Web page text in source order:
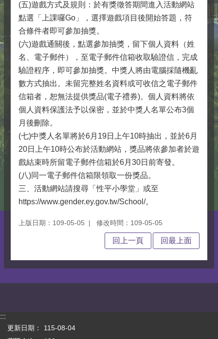
(五)遊戲方式及規則：於有獎徵答期間進入活動網站
點選「上課囉Go」，選擇遊戲項目後開始答題，符
合條件者即可參加抽獎。
(六)遊戲通關後，點選參加抽獎，留下個人資料（姓
名、電子郵件），至電子郵件信箱收取驗證信，完成
驗證程序，即可參加抽獎。中獎人將由電腦採隨機亂
數方式抽出。未留完整姓名資料或可收信之電子郵件
信箱者，恕無法提供獎品(電子禮券)。個人資料將依
個人資料保護法予以保密，並於中獎人名單公布3個
月後刪除。
(七)中獎人名單將於6月19日上午10時抽出，並於6月
20日上午10時公布於活動網站，獎品將依參加者於遊
戲結束時所留電子郵件信箱於6月30日前寄發。
(八)同一電子郵件信箱限領取一份獎品。
三、活動網站請搜尋「性平小學堂」或至
https://www.gender.ey.gov.tw/School/。
上版日期：109-05-05 修改時間：109-05-05
回上一頁 回最上面
:::
更新日期：
115-08-04